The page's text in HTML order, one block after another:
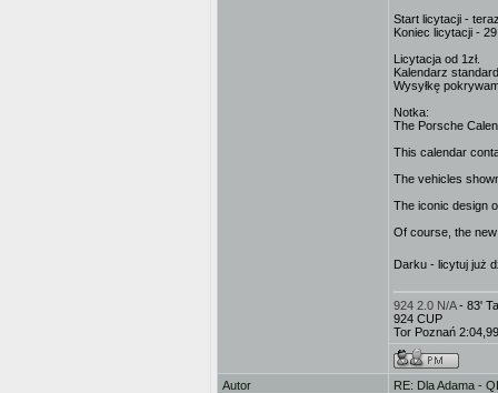
Start licytacji -
Koniec licytacji -
Licytacja od 1zł.
Kalendarz
Wysyłkę
Notka:
The Porsche
This calendar
The vehicles
The iconic design
Of course, the
Darku - licytuj już
924 2.0 N/A- 83'
924 CUP
Tor Poznań
Autor
RE: Dla Adama -